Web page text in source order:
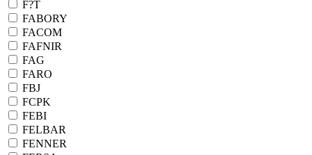
F?T
FABORY
FACOM
FAFNIR
FAG
FARO
FBJ
FCPK
FEBI
FELBAR
FENNER